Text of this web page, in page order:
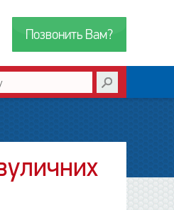
Позвонить Вам?